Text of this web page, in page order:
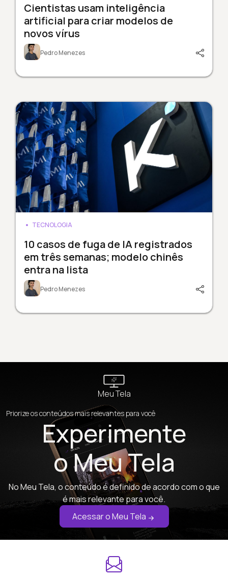
Cientistas usam inteligência
artificial para criar modelos de
novos vírus
Pedro Menezes
TECNOLOGIA
10 casos de fuga de IA registrados
em três semanas; modelo chinês
entra na lista
Pedro Menezes
Meu Tela
Priorize os conteúdos mais relevantes para você
Experimente
o Meu Tela
No Meu Tela, o conteúdo é definido de acordo com o que
é mais relevante para você.
Acessar o Meu Tela